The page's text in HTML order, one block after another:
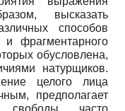
высказать
способов
фрагментарного
обусловлена,
натурщиков.
целого лица
предполагает
свободы, часто